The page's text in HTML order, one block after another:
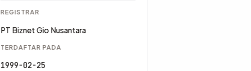
REGISTRAR
PT Biznet Gio Nusantara
TERDAFTAR PADA
1999-02-25